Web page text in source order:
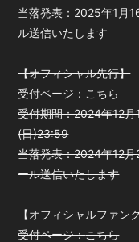
当落発表：2025年1月
ル送信いたします
【オフィシャル先行】
受付ページ：こちら
受付期間：2024年12
(日)23:59
当落発表：2024年12
ール送信いたします
【オフィシャルファン
受付ページ：こちら